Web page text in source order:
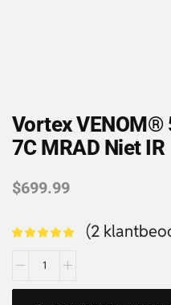
Vortex VENOM®
7C MRAD Niet IR
$699.99
(2